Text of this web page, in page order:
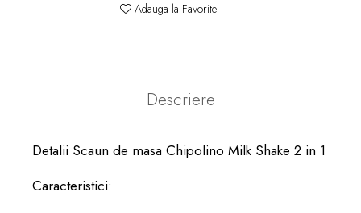
Adauga la Favorite
Descriere
Detalii Scaun de masa Chipolino Milk Shake 2 in 1
Caracteristici: